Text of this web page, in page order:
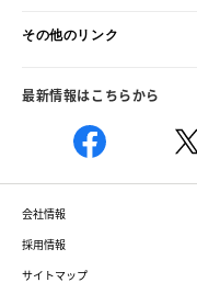
その他のリンク
最新情報はこちらから
会社情報
採用情報
サイトマップ